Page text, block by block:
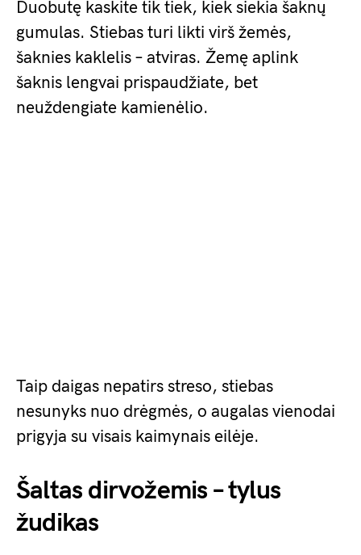
Duobutę kaskite tik tiek, kiek siekia šaknų
gumulas. Stiebas turi likti virš žemės,
šaknies kaklelis – atviras. Žemę aplink
šaknis lengvai prispaudžiate, bet
neuždengiate kamienėlio.
Taip daigas nepatirs streso, stiebas
nesunyks nuo drėgmės, o augalas vienodai
prigyja su visais kaimynais eilėje.
Šaltas dirvožemis – tylus
žudikas